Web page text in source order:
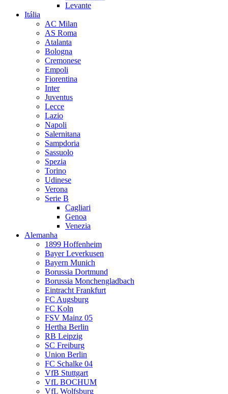
Levante
Itália
AC Milan
AS Roma
Atalanta
Bologna
Cremonese
Empoli
Fiorentina
Inter
Juventus
Lecce
Lazio
Napoli
Salernitana
Sampdoria
Sassuolo
Spezia
Torino
Udinese
Verona
Serie B
Cagliari
Genoa
Venezia
Alemanha
1899 Hoffenheim
Bayer Leverkusen
Bayern Munich
Borussia Dortmund
Borussia Monchengladbach
Eintracht Frankfurt
FC Augsburg
FC Koln
FSV Mainz 05
Hertha Berlin
RB Leipzig
SC Freiburg
Union Berlin
FC Schalke 04
VfB Stuttgart
VfL BOCHUM
VfL Wolfsburg